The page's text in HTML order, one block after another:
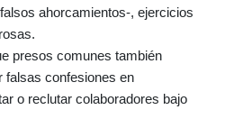
ahorcamientos-, ejercicios
presos comunes también
falsas confesiones en
o reclutar colaboradores bajo